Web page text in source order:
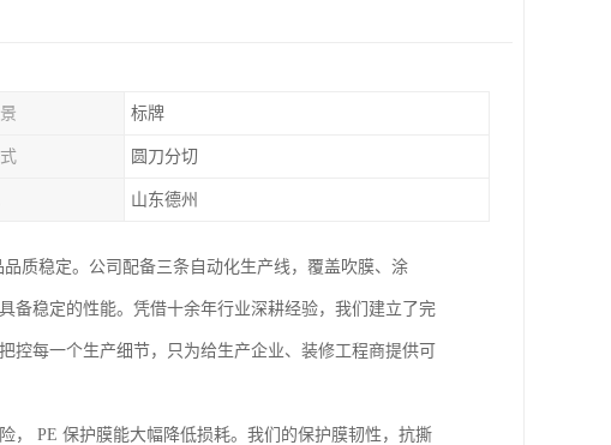
标牌
圆刀分切
山东德州
质稳定。公司配备三条自动化生产线，覆盖吹膜、涂
备稳定的性能。凭借十余年行业深耕经验，我们建立了完
每一个生产细节，只为给生产企业、装修工程商提供可
， PE 保护膜能大幅降低损耗。我们的保护膜韧性，抗撕